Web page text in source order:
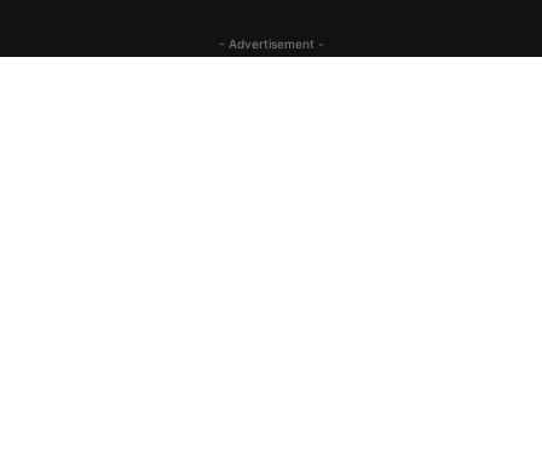
- Advertisement -